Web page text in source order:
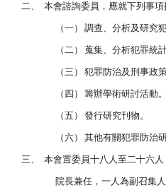
二、 本會諮詢委員，應就下列事項
（一） 調查、分析及研究
（二） 蒐集、分析犯罪統計
（三） 犯罪防治及刑事政
（四） 籌辦學術研討活動。
（五） 發行研究刊物。
（六） 其他有關犯罪防治
三、 本會置委員十八人至二十六
院長兼任，一人為副召集